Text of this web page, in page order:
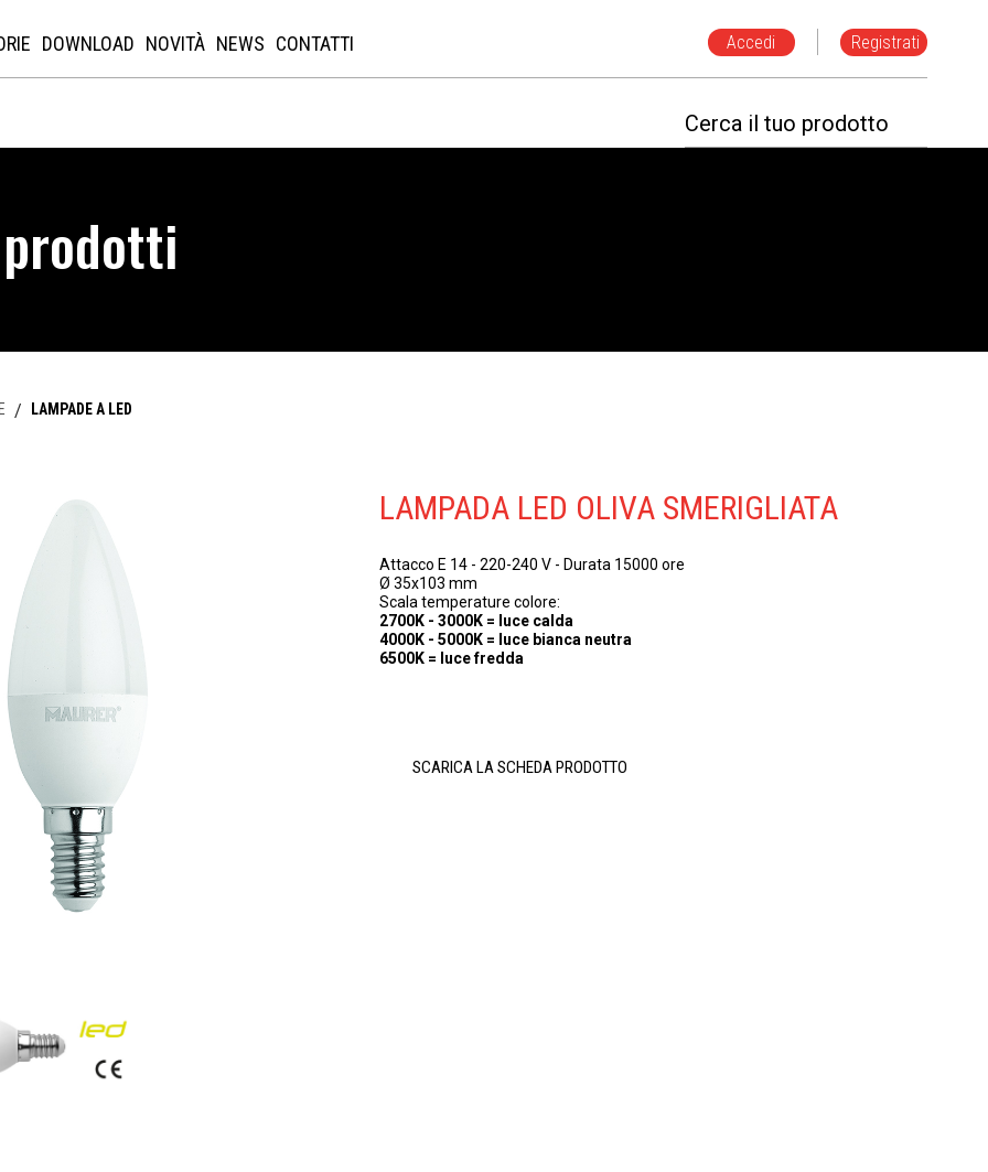
Registrati
Accedi
DOWNLOAD NOVITÀ NEWS CONTATTI
/ LAMPADE A LED
LAMPADA LED OLIVA SMERIGLIATA
Attacco E 14 - 220-240 V - Durata 15000 ore
Ø 35x103 mm
Scala temperature colore:
2700K - 3000K = luce calda
4000K - 5000K = luce bianca neutra
6500K = luce fredda
SCARICA LA SCHEDA PRODOTTO